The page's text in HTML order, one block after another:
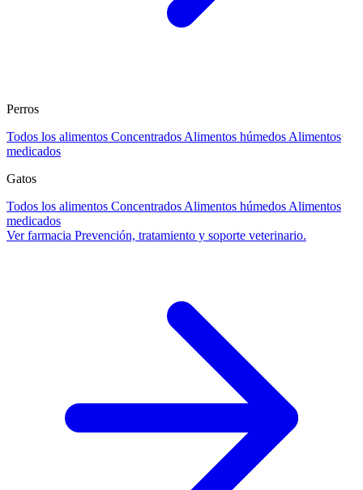
Perros
Todos los alimentos Concentrados Alimentos húmedos Alimentos
medicados
Gatos
Todos los alimentos Concentrados Alimentos húmedos Alimentos
medicados
Ver farmacia Prevención, tratamiento y soporte veterinario.